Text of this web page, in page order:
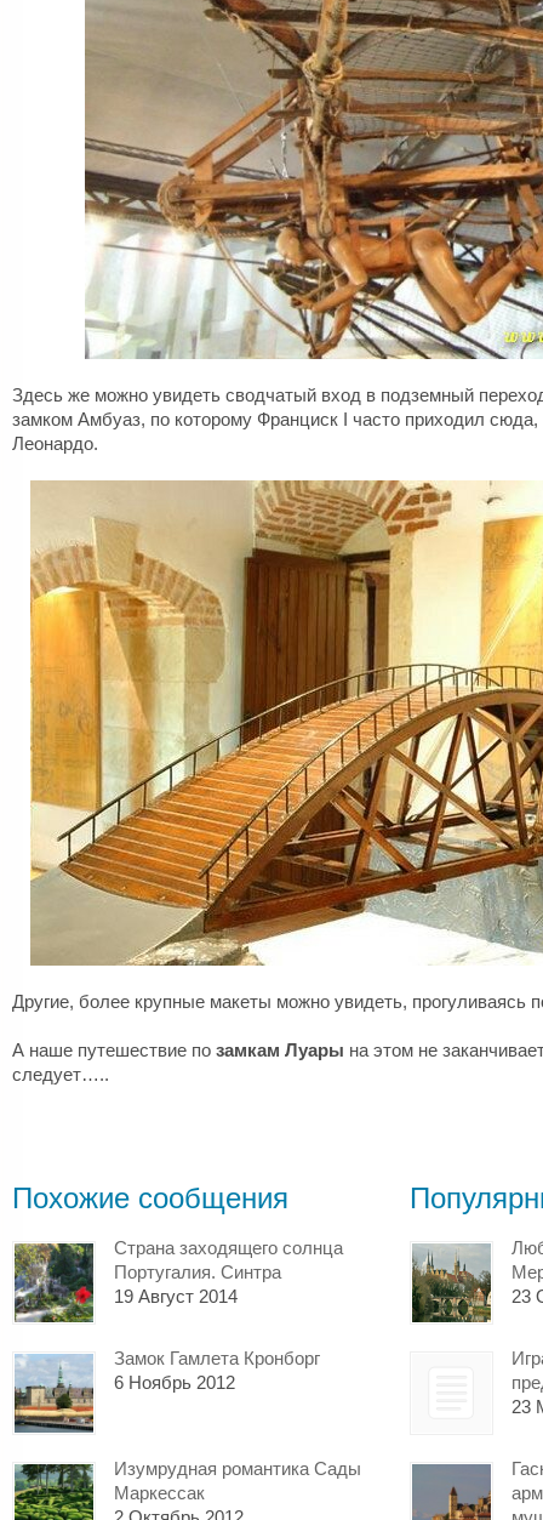
Здесь же можно увидеть сводчатый вход в подземный
замком Амбуаз, по которому Франциск I часто приходил сюда,
Леонардо.
Другие, более крупные макеты можно увидеть, прогуливаясь
А наше путешествие по замкам Луары на этом не
следует…..
Похожие сообщения
Страна заходящего солнца
Португалия. Синтра
19 Август 2014
Замок Гамлета Кронборг
6 Ноябрь 2012
Изумрудная романтика Сады
Маркессак
23
23